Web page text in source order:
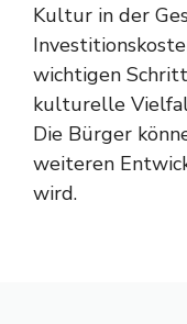
Kultur in der
wichtigen
kulturelle
Die Bürger
weiteren
wird.